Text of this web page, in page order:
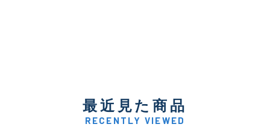
最近見た商品
RECENTLY VIEWED